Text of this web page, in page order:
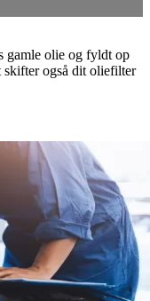
gamle olie og fyldt op
også dit oliefilter